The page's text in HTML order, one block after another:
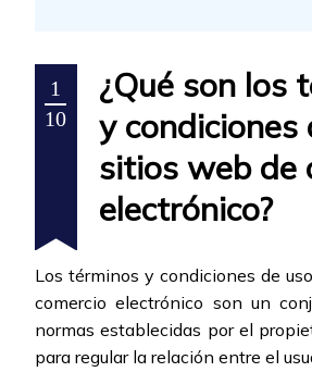
1
10
¿Qué son los
y condiciones
sitios web de
electrónico?
Los términos y condiciones de
comercio electrónico son un
normas establecidas por el
para regular la relación entre el